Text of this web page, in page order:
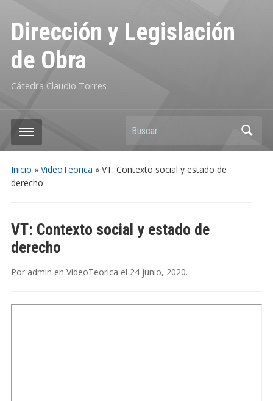
Dirección y Legislación
de Obra
Cátedra Claudio Torres
Buscar
Inicio » VideoTeorica » VT: Contexto social y estado de
derecho
VT: Contexto social y estado de
derecho
Por admin en VideoTeorica el 24 junio, 2020.